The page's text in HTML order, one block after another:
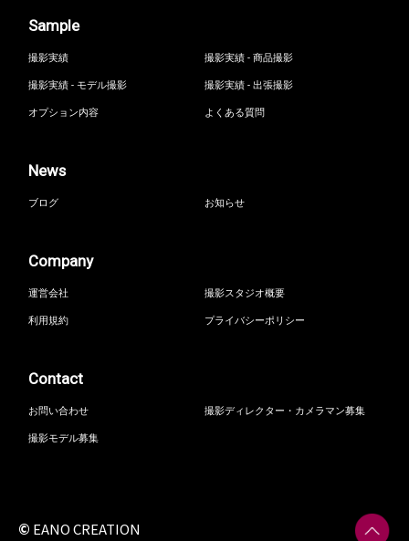
Sample
撮影実績
撮影実績 - 商品撮影
撮影実績 - モデル撮影
撮影実績 - 出張撮影
オプション内容
よくある質問
News
ブログ お知らせ
Company
運営会社
撮影スタジオ概要
利用規約
プライバシーポリシー
Contact
お問い合わせ
撮影ディレクター・カメラマン募集
撮影モデル募集
© EANO CREATION